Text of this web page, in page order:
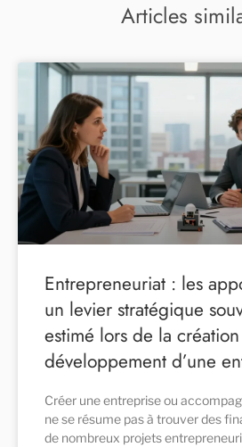
Articles
Entrepreneuriat : les
un levier stratégique
estimé lors de la
développement d’une
Créer une entreprise ou
ne se résume pas à trouver des
de nombreux projets